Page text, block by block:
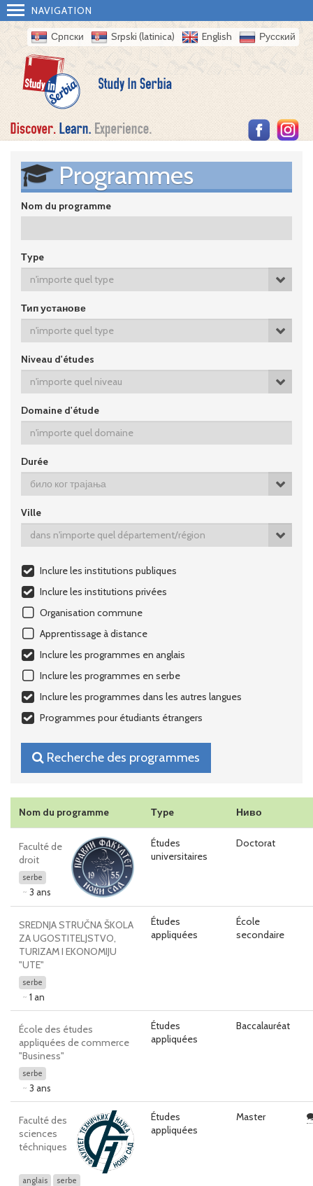
NAVIGATION
Српски Srpski (latinica) English Русский
Programmes
Nom du programme
Тype
n'importe quel type
Тип установе
n'importe quel type
Niveau d'études
n'importe quel niveau
Domaine d'étude
Durée
било ког трајања
Ville
dans n'importe quel département/région
Inclure les institutions publiques
Inclure les institutions privées
Оrganisation commune
Apprentissage à distance
Inclure les programmes en anglais
Inclure les programmes en serbe
Inclure les programmes dans les autres langues
Programmes pour étudiants étrangers
Recherche des programmes
Nom du programme Тype Ниво
Faculté de
droit
serbe
3 ans
Études
universitaires
Doctorat
SREDNJA STRUČNA ŠKOLA
ZA UGOSTITELJSTVO,
TURIZAM I EKONOMIJU
"UTE"
serbe
1 an
Études
appliquées
École
secondaire
École des études
appliquées de commerce
"Business"
serbe
3 ans
Études
appliquées
Baccalauréat
Faculté des
sciences
téchniques
anglais serbe
Études
appliquées
Master